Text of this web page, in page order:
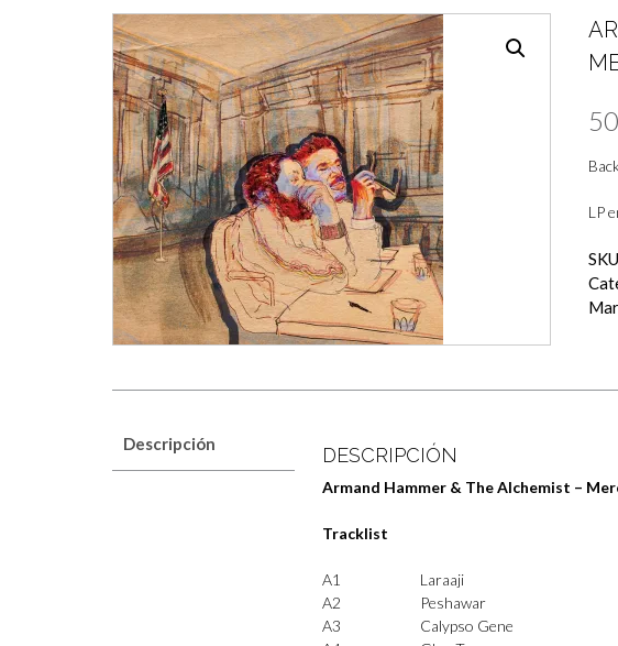
LP
Descripción DESCRIPCIÓN
Armand Hammer & The Alchemist –
Tracklist
A1
Laraaji
A2
Peshawar
A3
Calypso Gene